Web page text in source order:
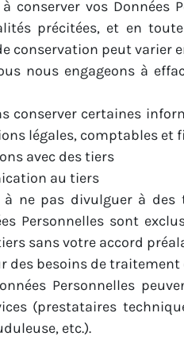
à conserver vos
précitées, et en
conservation peut varier
nous engageons à
conserver certaines
légales, comptables et
avec des tiers
au tiers
à ne pas divulguer à
Personnelles sont
sans votre accord
des besoins de traitement
Personnelles
(prestataires
etc.).